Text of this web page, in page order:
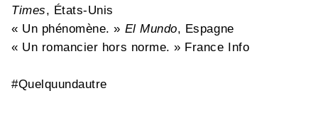
Times, États-Unis
« Un phénomène. » El Mundo, Espagne
« Un romancier hors norme. » France Info
#Quelquundautre